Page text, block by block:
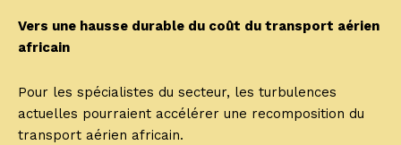
Vers une hausse durable du coût du transport aérien
africain
Pour les spécialistes du secteur, les turbulences
actuelles pourraient accélérer une recomposition du
transport aérien africain.